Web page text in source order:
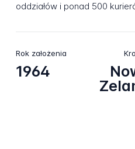
oddziałów i ponad 500
Rok założenia
1964